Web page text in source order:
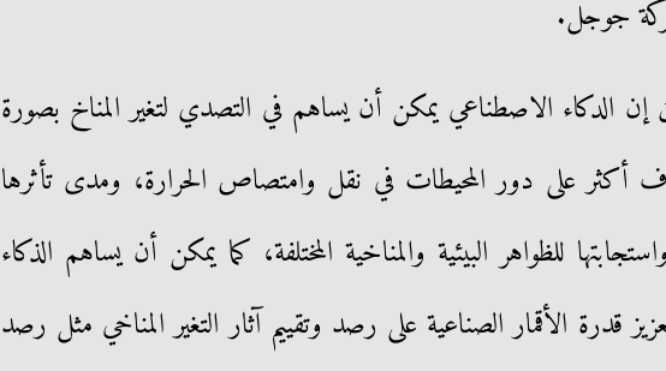
جوجل.
إن الدكاء الاصطناعي يمكن أن يساهم في التصدي لتغير المناخ بصورة
أكثر على دور المحيطات في نقل وامتصاص الحرارة، ومدى تأثرها
للظواهر البيئية والمناخية المختلفة، كما يمكن أن يساهم الذكاء
قدرة الأقمار الصناعية على رصد وتقييم آثار التغير المناخي مثل رصد